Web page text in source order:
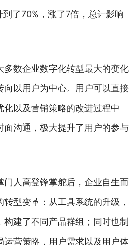
到了70%，涨了7倍，总计影响
多数企业数字化转型最大的变化
向以用户为中心。用户可以直接
化以及营销策略的改进过程中
面沟通，极大提升了用户的参与
门人高登锋掌舵后，企业自生而
型变革：从工具系统的升级，
建了不同产品群组；同时也制
运营策略，用户需求以及用户体